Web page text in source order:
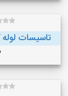
تاسیسات لوله کشی